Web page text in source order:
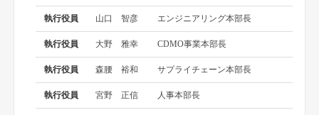
執行役員 山口 智彦 エンジニアリング本部長
執行役員 大野 雅幸 CDMO事業本部長
執行役員 森腰 裕和 サプライチェーン本部長
執行役員 宮野 正信 人事本部長